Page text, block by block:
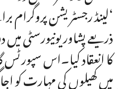
‘لینڈ رجسٹریشن
ذریعے پشاور یونیورسٹی
کا انعقاد کیا۔اس سپورٹس
میں کھیلوں کی مہارت کو